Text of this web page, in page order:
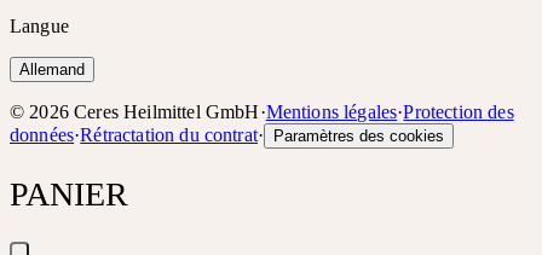
Langue
Allemand
© 2026 Ceres Heilmittel GmbH·Mentions légales·Protection des
données·Rétractation du contrat· Paramètres des cookies
PANIER